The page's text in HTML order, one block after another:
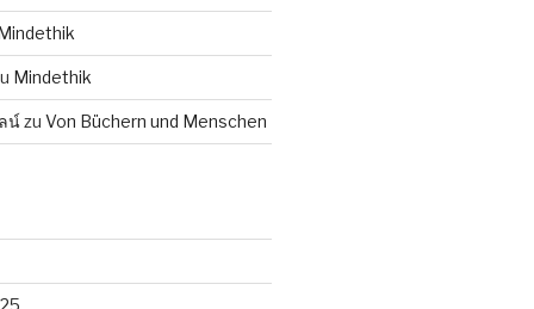
Mindethik
น์zu Von Büchern und Menschen